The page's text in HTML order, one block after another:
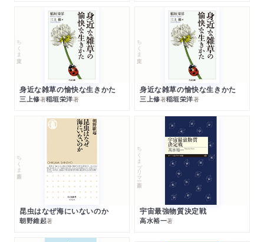
ちくま文庫
身近な雑草の愉快な生きかた
三上修著稲垣栄洋著
ちくま文庫
身近な雑草の愉快な生きかた
三上修著稲垣栄洋著
ちくま新書
昆虫はなぜ海にいないのか
朝野維起著
ちくまプリマー新書
宇宙最強物質決定戦
高水裕一著